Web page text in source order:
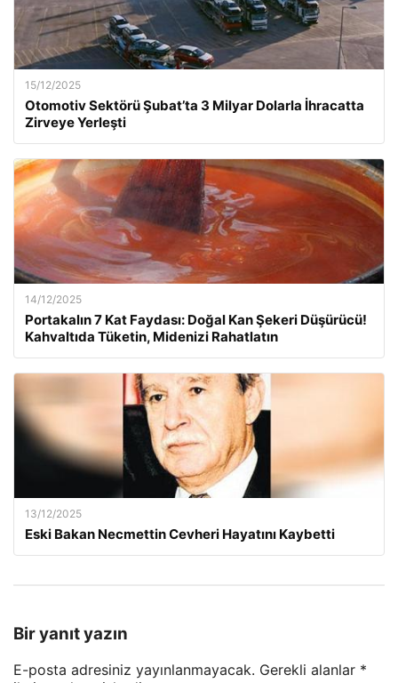
15/12/2025
Otomotiv Sektörü Şubat’ta 3 Milyar Dolarla İhracatta
Zirveye Yerleşti
14/12/2025
Portakalın 7 Kat Faydası: Doğal Kan Şekeri Düşürücü!
Kahvaltıda Tüketin, Midenizi Rahatlatın
13/12/2025
Eski Bakan Necmettin Cevheri Hayatını Kaybetti
Bir yanıt yazın
E-posta adresiniz yayınlanmayacak. Gerekli alanlar *